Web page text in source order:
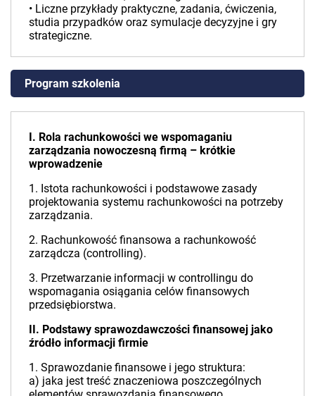
• Liczne przykłady praktyczne, zadania, ćwiczenia,
studia przypadków oraz symulacje decyzyjne i gry
strategiczne.
Program szkolenia
I. Rola rachunkowości we wspomaganiu
zarządzania nowoczesną firmą – krótkie
wprowadzenie
1. Istota rachunkowości i podstawowe zasady
projektowania systemu rachunkowości na potrzeby
zarządzania.
2. Rachunkowość finansowa a rachunkowość
zarządcza (controlling).
3. Przetwarzanie informacji w controllingu do
wspomagania osiągania celów finansowych
przedsiębiorstwa.
II. Podstawy sprawozdawczości finansowej jako
źródło informacji firmie
1. Sprawozdanie finansowe i jego struktura:
a) jaka jest treść znaczeniowa poszczególnych